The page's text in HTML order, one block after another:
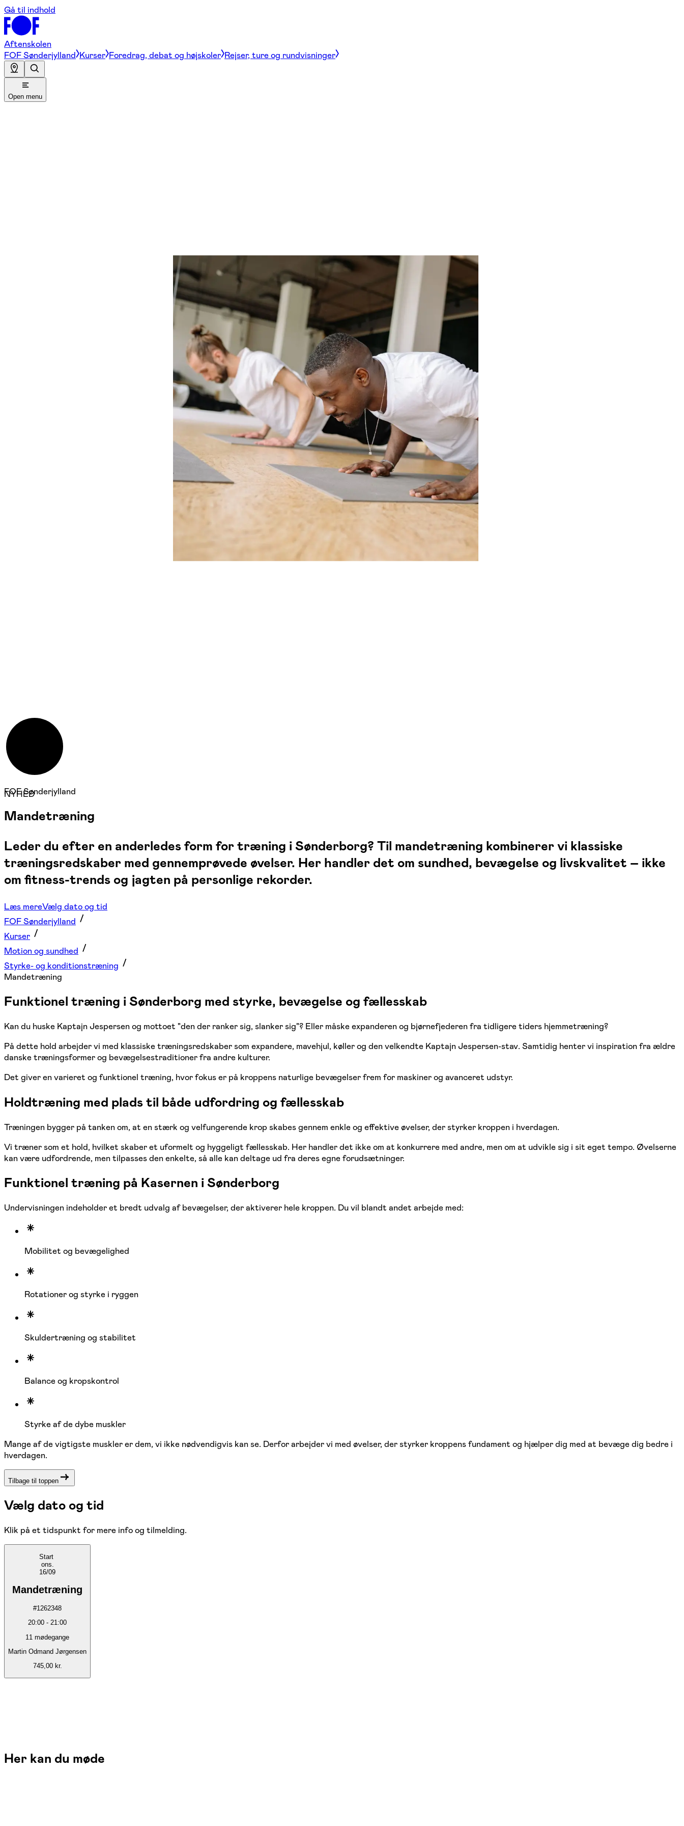
Gå til indhold
Aftenskolen
FOF Sønderjylland Kurser Foredrag, debat og højskoler Rejser, ture og rundvisninger
Open menu
NYHED
FOF Sønderjylland
Mandetræning
Leder du efter en anderledes form for træning i Sønderborg? Til mandetræning kombinerer vi klassiske
træningsredskaber med gennemprøvede øvelser. Her handler det om sundhed, bevægelse og livskvalitet – ikke
om fitness-trends og jagten på personlige rekorder.
Læs mereVælg dato og tid
FOF Sønderjylland
Kurser
Motion og sundhed
Styrke- og konditionstræning
Mandetræning
Funktionel træning i Sønderborg med styrke, bevægelse og fællesskab
Kan du huske Kaptajn Jespersen og mottoet "den der ranker sig, slanker sig"? Eller måske expanderen og bjørnefjederen fra tidligere tiders hjemmetræning?
På dette hold arbejder vi med klassiske træningsredskaber som expandere, mavehjul, køller og den velkendte Kaptajn Jespersen-stav. Samtidig henter vi inspiration fra ældre
danske træningsformer og bevægelsestraditioner fra andre kulturer.
Det giver en varieret og funktionel træning, hvor fokus er på kroppens naturlige bevægelser frem for maskiner og avanceret udstyr.
Holdtræning med plads til både udfordring og fællesskab
Træningen bygger på tanken om, at en stærk og velfungerende krop skabes gennem enkle og effektive øvelser, der styrker kroppen i hverdagen.
Vi træner som et hold, hvilket skaber et uformelt og hyggeligt fællesskab. Her handler det ikke om at konkurrere med andre, men om at udvikle sig i sit eget tempo. Øvelserne
kan være udfordrende, men tilpasses den enkelte, så alle kan deltage ud fra deres egne forudsætninger.
Funktionel træning på Kasernen i Sønderborg
Undervisningen indeholder et bredt udvalg af bevægelser, der aktiverer hele kroppen. Du vil blandt andet arbejde med:
Mobilitet og bevægelighed
Rotationer og styrke i ryggen
Skuldertræning og stabilitet
Balance og kropskontrol
Styrke af de dybe muskler
Mange af de vigtigste muskler er dem, vi ikke nødvendigvis kan se. Derfor arbejder vi med øvelser, der styrker kroppens fundament og hjælper dig med at bevæge dig bedre i
hverdagen.
Tilbage til toppen
Vælg dato og tid
Klik på et tidspunkt for mere info og tilmelding.
Start
ons.
16/09
Mandetræning
#1262348
20:00 - 21:00
11 mødegange
Martin Odmand Jørgensen
745,00 kr.
Her kan du møde